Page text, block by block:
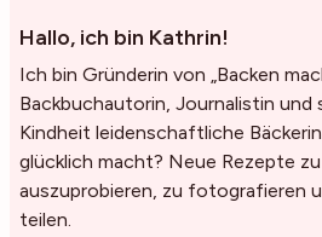
Hallo, ich bin Kathrin!
Ich bin Gründerin von „Backen
Backbuchautorin, Journalistin und
Kindheit leidenschaftliche
glücklich macht? Neue Rezepte
auszuprobieren, zu fotografieren
teilen.